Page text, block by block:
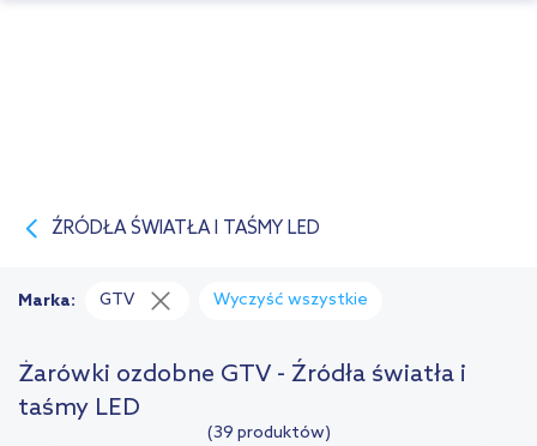
ŹRÓDŁA ŚWIATŁA I TAŚMY LED
Żarówki ozdobne GTV - Źródła światła i
taśmy LED
(39 produktów)
Marka: GTV Wyczyść wszystkie